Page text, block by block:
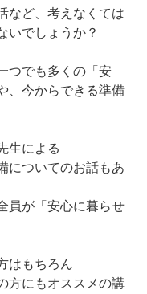
など、考えなくては
いでしょうか？
つでも多くの「安
、今からできる準備
生による
についてのお話もあ
員が「安心に暮らせ
はもちろん
方にもオススメの講